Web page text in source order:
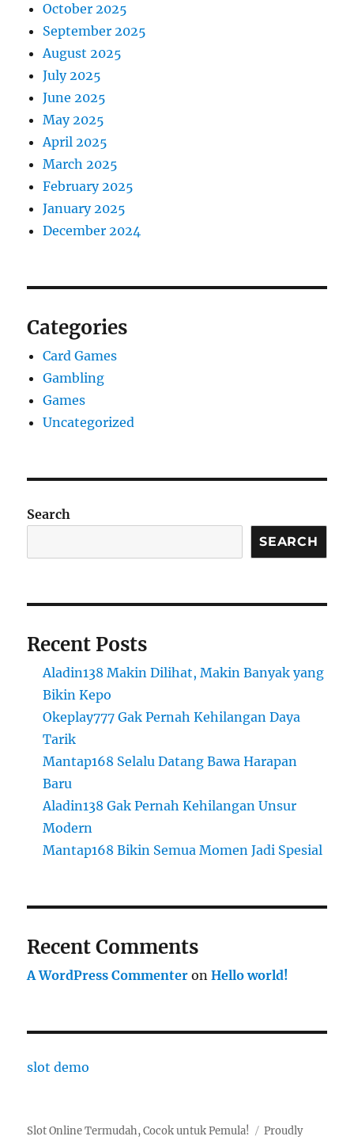
October 2025
September 2025
August 2025
July 2025
June 2025
May 2025
April 2025
March 2025
February 2025
January 2025
December 2024
Categories
Card Games
Gambling
Games
Uncategorized
Search
SEARCH
Recent Posts
Aladin138 Makin Dilihat, Makin Banyak yang
Bikin Kepo
Okeplay777 Gak Pernah Kehilangan Daya
Tarik
Mantap168 Selalu Datang Bawa Harapan
Baru
Aladin138 Gak Pernah Kehilangan Unsur
Modern
Mantap168 Bikin Semua Momen Jadi Spesial
Recent Comments
A WordPress Commenter onHello world!
slot demo
Slot Online Termudah, Cocok untuk Pemula! Proudly